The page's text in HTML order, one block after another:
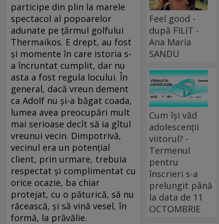
participe din plin la marele
spectacol al popoarelor
adunate pe ţărmul golfului
Thermaikos. E drept, au fost
şi momente în care istoria s-
a încruntat cumplit, dar nu
asta a fost regula locului. În
general, dacă vreun dement
ca Adolf nu şi-a băgat coada,
lumea avea preocupări mult
mai serioase decît să ia gîtul
vreunui vecin. Dimpotrivă,
vecinul era un potenţial
client, prin urmare, trebuia
respectat şi complimentat cu
orice ocazie, ba chiar
protejat, cu o păturică, să nu
răcească, şi să vină vesel, în
formă, la prăvălie.
Feel good -
după FILIT -
Ana Maria
SANDU
Cum își văd
adolescenții
viitorul? -
Termenul
pentru
înscrieri s-a
prelungit până
la data de 11
OCTOMBRIE